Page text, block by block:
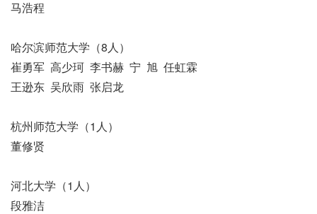
马浩程
哈尔滨师范大学（8人）
崔勇军 高少珂 李书赫 宁 旭 任虹霖
王逊东 吴欣雨 张启龙
杭州师范大学（1人）
董修贤
河北大学（1人）
段雅洁